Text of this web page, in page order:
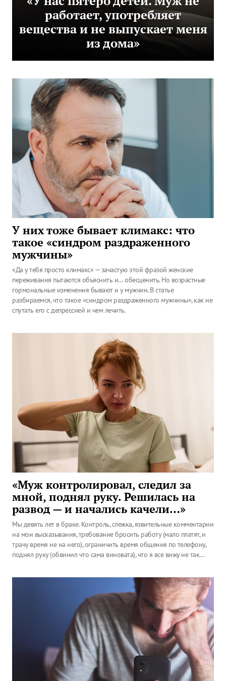
работает, употребляет
вещества и не выпускает меня
из дома»
У них тоже бывает климакс: что
такое «синдром раздраженного
мужчины»
«Да у тебя просто климакс» — зачастую этой фразой женские
переживания пытаются объяснить и… обесценить. Но возрастные
гормональные изменения бывают и у мужчин. В статье
разбираемся, что такое «синдром раздраженного мужчины», как не
спутать его с депрессией и чем лечить.
«Муж контролировал, следил за
мной, поднял руку. Решилась на
развод — и начались качели…»
Мы девять лет в браке. Контроль, слежка, язвительные комментарии
на мои высказывания, требование бросить работу (мало платят, и
трачу время не на него), ограничить время общения по телефону,
поднял руку (обвинил что сама виновата), что я все вижу не так…